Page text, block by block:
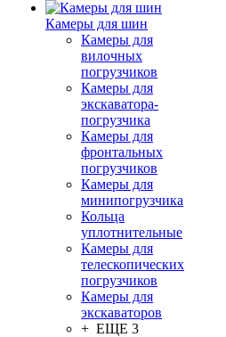
Камеры для шин
Камеры для
вилочных
погрузчиков
Камеры для
экскаватора-
погрузчика
Камеры для
фронтальных
погрузчиков
Камеры для
минипогрузчика
Кольца
уплотнительные
Камеры для
телескопических
погрузчиков
Камеры для
экскаваторов
+ ЕЩЕ 3